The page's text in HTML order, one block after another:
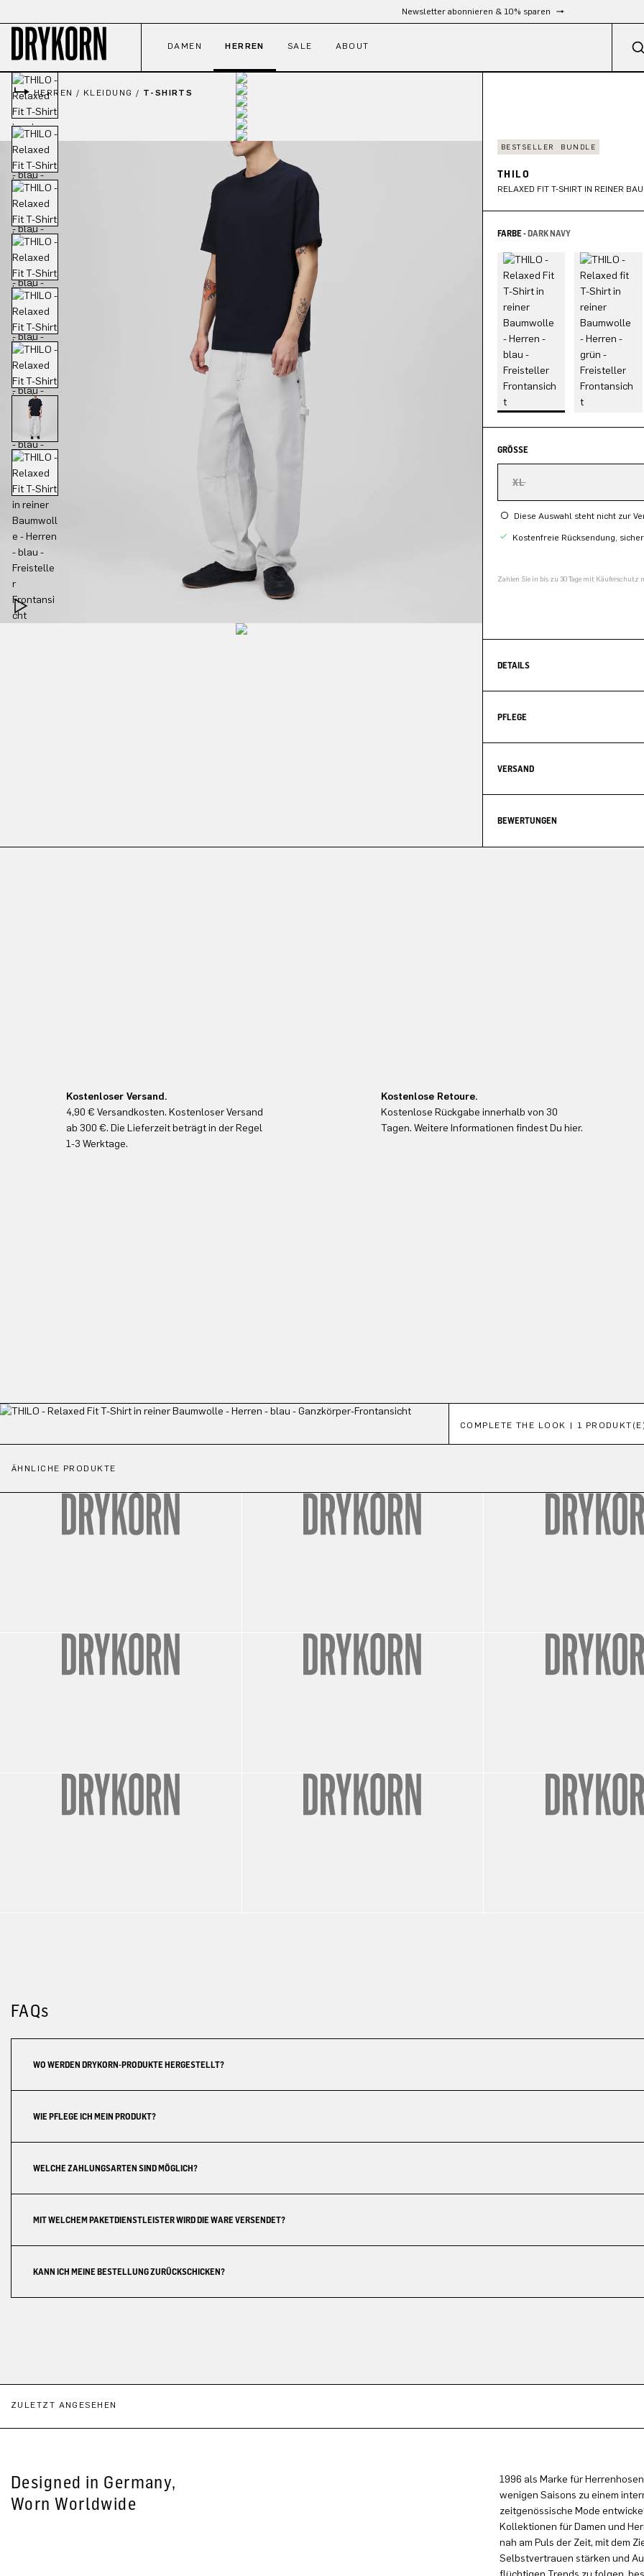
Kostenloser Versand ab 300 €
DAMEN HERREN SALE ABOUT
HERREN / KLEIDUNG / T-SHIRTS
BESTSELLER BUNDLE
THILO
RELAXED FIT T-SHIRT IN REINER
FARBE -DARK NAVY
GRÖSSE
XL
Diese Auswahl steht nicht zur
Kostenfreie Rücksendung,
Zahlen Sie in bis zu 30 Tage mit Käuferschutz
DETAILS
PFLEGE
VERSAND
BEWERTUNGEN
Kostenloser Versand.
4,90 € Versandkosten. Kostenloser Versand
ab 300 €. Die Lieferzeit beträgt in der Regel
1-3 Werktage.
Kostenlose Retoure.
Kostenlose Rückgabe innerhalb von 30
Tagen. Weitere Informationen findest Du hier.
COMPLETE THE LOOK | 1
ÄHNLICHE PRODUKTE
FAQs
WO WERDEN DRYKORN-PRODUKTE HERGESTELLT?
WIE PFLEGE ICH MEIN PRODUKT?
WELCHE ZAHLUNGSARTEN SIND MÖGLICH?
MIT WELCHEM PAKETDIENSTLEISTER WIRD DIE WARE VERSENDET?
KANN ICH MEINE BESTELLUNG ZURÜCKSCHICKEN?
ZULETZT ANGESEHEN
Designed in Germany,
Worn Worldwide
1996 als Marke für
wenigen Saisons zu einem
zeitgenössische Mode
Kollektionen für Damen und
nah am Puls der Zeit, mit dem
Selbstvertrauen stärken und